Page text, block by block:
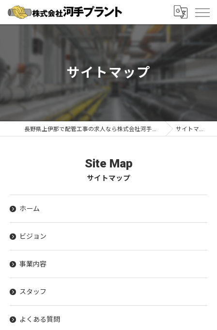
サイトマップ
長野県上伊那で配管工事の求人なら株式会社河手プラント サイトマップ
サイトマップ
Site Map
ホーム
ビジョン
事業内容
スタッフ
よくある質問